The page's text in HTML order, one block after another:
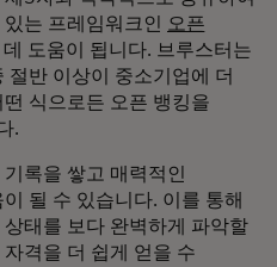
는 프레임워크인
오픈
도움이 됩니다. 브루스터는
절반 이상이 중소기업에 더
식으로든 오픈 뱅킹을
.
록을 쌓고 매력적인
될 수 있습니다. 이를 통해
태를 보다 완벽하게 파악할
격을 더 쉽게 얻을 수